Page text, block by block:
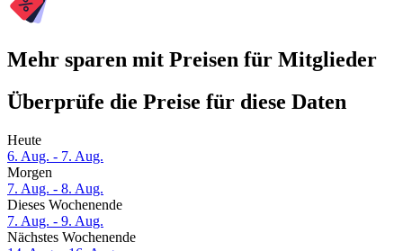
Mehr sparen mit Preisen für Mitglieder
Überprüfe die Preise für diese Daten
Heute
6. Aug. - 7. Aug.
Morgen
7. Aug. - 8. Aug.
Dieses Wochenende
7. Aug. - 9. Aug.
Nächstes Wochenende